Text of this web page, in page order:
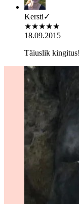
Kersti✓
★★★★★
18.09.2015
Täiuslik